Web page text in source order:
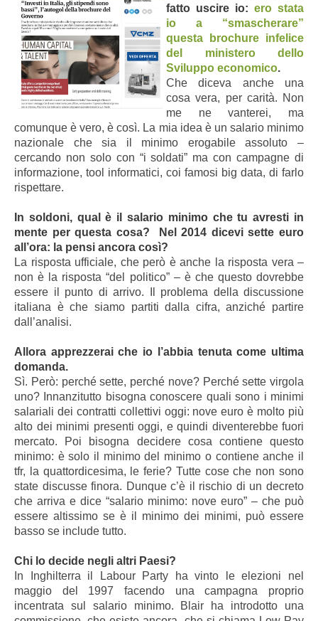
fatto uscire io: ero stata
io a “smascherare”
questa brochure infelice
del ministero dello
Sviluppo economico.
Che diceva anche una
cosa vera, per carità. Non
me ne vanterei, ma
comunque è vero, è così. La mia idea è un salario minimo
nazionale che sia il minimo erogabile assoluto –
cercando non solo con “i soldati” ma con campagne di
informazione, tool informatici, coi famosi big data, di farlo
rispettare.
In soldoni, qual è il salario minimo che tu avresti in
mente per questa cosa? Nel 2014 dicevi sette euro
all’ora: la pensi ancora così?
La risposta ufficiale, che però è anche la risposta vera –
non è la risposta “del politico” – è che questo dovrebbe
essere il punto di arrivo. Il problema della discussione
italiana è che siamo partiti dalla cifra, anziché partire
dall’analisi.
Allora apprezzerai che io l’abbia tenuta come ultima
domanda.
Sì. Però: perché sette, perché nove? Perché sette virgola
uno? Innanzitutto bisogna conoscere quali sono i minimi
salariali dei contratti collettivi oggi: nove euro è molto più
alto dei minimi presenti oggi, e quindi diventerebbe fuori
mercato. Poi bisogna decidere cosa contiene questo
minimo: è solo il minimo del minimo o contiene anche il
tfr, la quattordicesima, le ferie? Tutte cose che non sono
state discusse finora. Dunque c’è il rischio di un decreto
che arriva e dice “salario minimo: nove euro” – che può
essere altissimo se è il minimo dei minimi, può essere
basso se include tutto.
Chi lo decide negli altri Paesi?
In Inghilterra il Labour Party ha vinto le elezioni nel
maggio del 1997 facendo una campagna proprio
incentrata sul salario minimo. Blair ha introdotto una